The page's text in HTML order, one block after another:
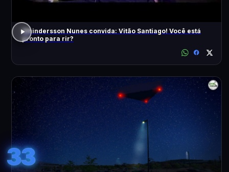
Whindersson Nunes convida: Vitão Santiago! Você está
pronto para rir?
33